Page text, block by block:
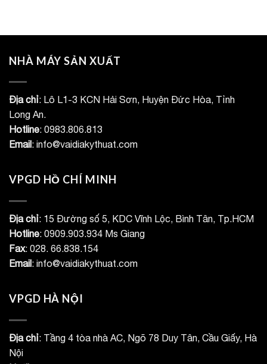
NHÀ MÁY SẢN XUẤT
Địa chỉ: Lô L1-3 KCN Hải Sơn, Huyện Đức Hòa, Tỉnh
Long An.
Hotline: 0983.806.813
Email : info@vaidiakythuat.com
VPGD HỒ CHÍ MINH
Địa chỉ: 15 Đường số 5, KDC Vĩnh Lộc, Bình Tân, Tp.HCM
Hotline: 0909.903.934 Ms Giang
Fax: 028. 66.838.154
Email: info@vaidiakythuat.com
VPGD HÀ NỘI
Địa chỉ: Tầng 4 tòa nhà AC, Ngõ 78 Duy Tân, Cầu Giấy, Hà
Nội